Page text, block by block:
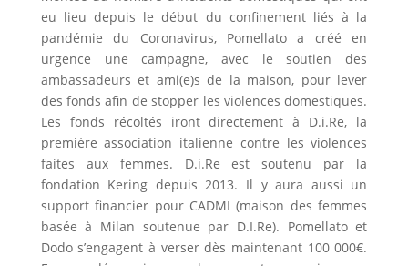
eu lieu depuis le début du confinement liés à la
pandémie du Coronavirus, Pomellato a créé en
urgence une campagne, avec le soutien des
ambassadeurs et ami(e)s de la maison, pour lever
des fonds afin de stopper les violences domestiques.
Les fonds récoltés iront directement à D.i.Re, la
première association italienne contre les violences
faites aux femmes. D.i.Re est soutenu par la
fondation Kering depuis 2013. Il y aura aussi un
support financier pour CADMI (maison des femmes
basée à Milan soutenue par D.I.Re). Pomellato et
Dodo s’engagent à verser dès maintenant 100 000€.